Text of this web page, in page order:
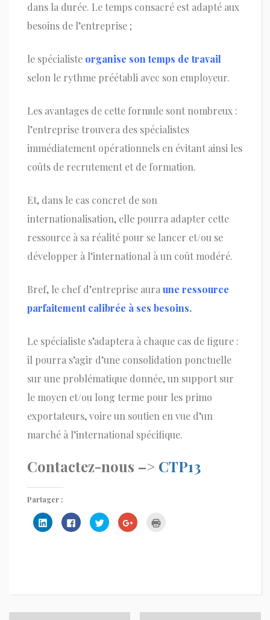
dans la durée. Le temps consacré est adapté aux
besoins de l’entreprise ;
le spécialiste organise son temps de travail
selon le rythme préétabli avec son employeur.
Les avantages de cette formule sont nombreux :
l’entreprise trouvera des spécialistes
immédiatement opérationnels en évitant ainsi les
coûts de recrutement et de formation.
Et, dans le cas concret de son
internationalisation, elle pourra adapter cette
ressource à sa réalité pour se lancer et/ou se
développer à l’international à un coût modéré.
Bref, le chef d’entreprise auraune ressource
parfaitement calibrée à ses besoins.
Le spécialiste s’adaptera à chaque cas de figure :
il pourra s’agir d’une consolidation ponctuelle
sur une problématique donnée, un support sur
le moyen et/ou long terme pour les primo
exportateurs, voire un soutien en vue d’un
marché à l’international spécifique.
Contactez-nous –> CTP13
Partager :
Cliquez
pour
partager
Cliquez
pour
partager
Cliquez
pour
partager
Cliquez
pour